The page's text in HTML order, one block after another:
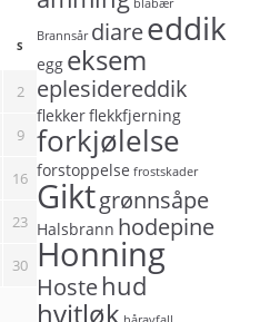
S
2
9
16
23
30
blåbær
Brannsår diareeddik
egg eksem
eplesidereddik
flekkerflekkfjerning
forkjølelse
forstoppelse frostskader
Giktgrønnsåpe
Halsbrann hodepine
Honning
Hostehud
hvitløk